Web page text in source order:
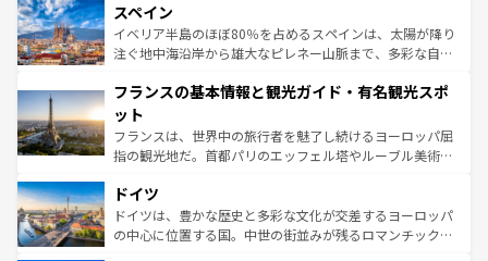
ろん、トスカーナの美しい田園風景やアマルフィ海岸の絶
景など、自然景観も見逃せない。観光の合間には、本場の
ピザやパスタなど、絶品のイタリア料理を堪能することも
ませてくれるイタリアで、忘れられない旅をしてみよう！
なお、新着のイタリア情報は
しい。
スペイン
イベリア半島のほぼ80％を占めるスペインは、太陽が降り
注ぐ地中海沿岸から雄大なピレネー山脈まで、多彩な自然
文化が根付くこの国では、情熱的なフラメンコ、熱気あふ
れる闘牛、そして美味しいタパスが生活の一部となってい
る。首都マドリードの洗練された雰囲気や、バルセロナの
アートに溢れた街角から、地方では古代ローマ遺跡や中世
せる。地方によって風土や気候が異なるスペインはその個
性で訪れる人を魅了する。 なお、新着のスペイン情報は コ
ンテンツ一覧を参照してほしい。
フランスの基本情報と観光ガイド・有名観光スポ
ット
フランスは、世界中の旅行者を魅了し続けるヨーロッパ屈
指の観光地だ。首都パリのエッフェル塔やルーブル美術館
で、幅広い魅力が詰まっている。華麗な宮殿、歴史的な大
聖堂、美しいビーチ、そして豊かな自然が、訪れる者を心
から魅了する。また、フランスは美食の国としても知ら
ドイツ
ドイツは、豊かな歴史と多彩な文化が交差するヨーロッパ
の中心に位置する国。中世の街並みが残るロマンチック街